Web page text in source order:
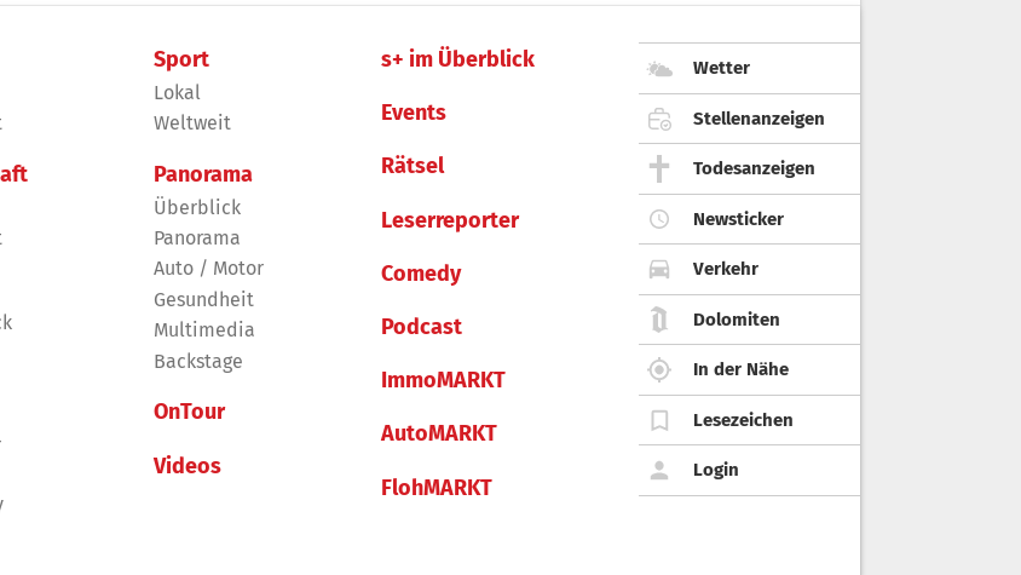
Sport
Lokal
Weltweit
Panorama
Überblick
Panorama
Auto / Motor
Gesundheit
Multimedia
Backstage
OnTour
Videos
s+ im Überblick
Events
Rätsel
Leserreporter
Comedy
Podcast
ImmoMARKT
AutoMARKT
FlohMARKT
Wetter
Stellenanzeigen
Todesanzeigen
Newsticker
Verkehr
Dolomiten
In der Nähe
Lesezeichen
Login